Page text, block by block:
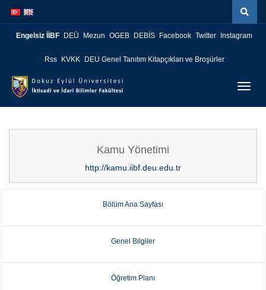
atla
atla
Engelsiz İİBF DEÜ Mezun OGEB DEBİS Facebook Twitter Instagram
Rss KVKK DEU Genel Tanıtım Kitapçıkları ve Broşürler
Kamu Yönetimi
http://kamu.iibf.deu.edu.tr
Bölüm Ana Sayfası
Genel Bilgiler
Öğretim Planı